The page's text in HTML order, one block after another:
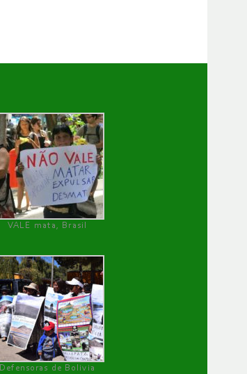
VALE mata, Brasil
Defensoras de Bolivia